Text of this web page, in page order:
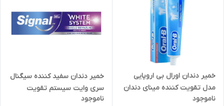
خمیر دندان اورال بی اروپایی
مدل تقویت کننده مینای دندان
حجم 130 میل
ناموجود
خمیر دندان سفید کننده سیگنال
سری وایت سیستم تقویت
کننده مینای دندان حجم 75 میل
ناموجود